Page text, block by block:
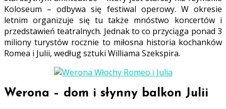
Koloseum – odbywa się festiwal operowy. W okresie
letnim organizuje się tu także mnóstwo koncertów i
przedstawień teatralnych. Jednak to co przyciąga ponad 3
miliony turystów rocznie to miłosna historia kochanków
Romea i Julii, według sztuki Williama Szekspira.
Werona – dom i słynny balkon Julii